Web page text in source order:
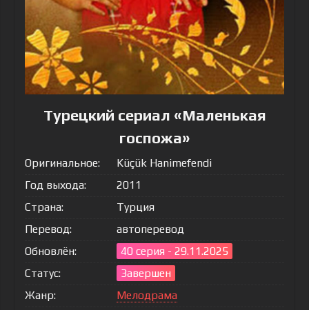
Турецкий сериал «Маленькая
госпожа»
Оригинальное:
Küçük Hanimefendi
Год выхода:
2011
Страна:
Турция
Перевод:
автоперевод
Обновлён:
40 серия - 29.11.2025
Статус:
Завершен
Жанр:
Мелодрама